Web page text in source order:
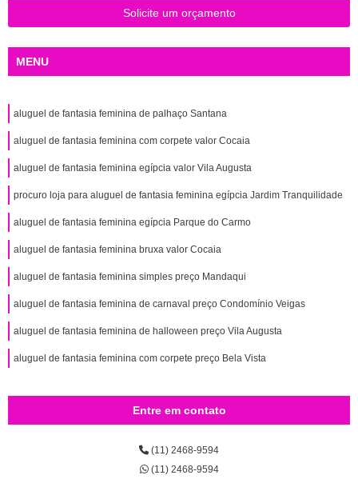
Solicite um orçamento
MENU
aluguel de fantasia feminina de palhaço Santana
aluguel de fantasia feminina com corpete valor Cocaia
aluguel de fantasia feminina egípcia valor Vila Augusta
procuro loja para aluguel de fantasia feminina egípcia Jardim Tranquilidade
aluguel de fantasia feminina egípcia Parque do Carmo
aluguel de fantasia feminina bruxa valor Cocaia
aluguel de fantasia feminina simples preço Mandaqui
aluguel de fantasia feminina de carnaval preço Condomínio Veigas
aluguel de fantasia feminina de halloween preço Vila Augusta
aluguel de fantasia feminina com corpete preço Bela Vista
Entre em contato
(11) 2468-9594
(11) 2468-9594